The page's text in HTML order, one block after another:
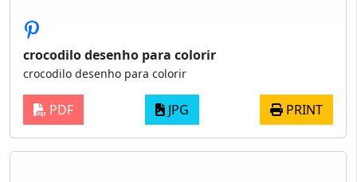
crocodilo desenho para colorir
crocodilo desenho para colorir
PDF JPG PRINT